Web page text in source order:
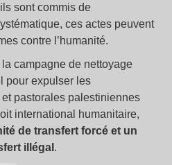
sont commis de
ces actes peuvent
contre l’humanité.
campagne de nettoyage
pour expulser les
pastorales palestiniennes
international humanitaire,
de transfert forcé et un
illégal .